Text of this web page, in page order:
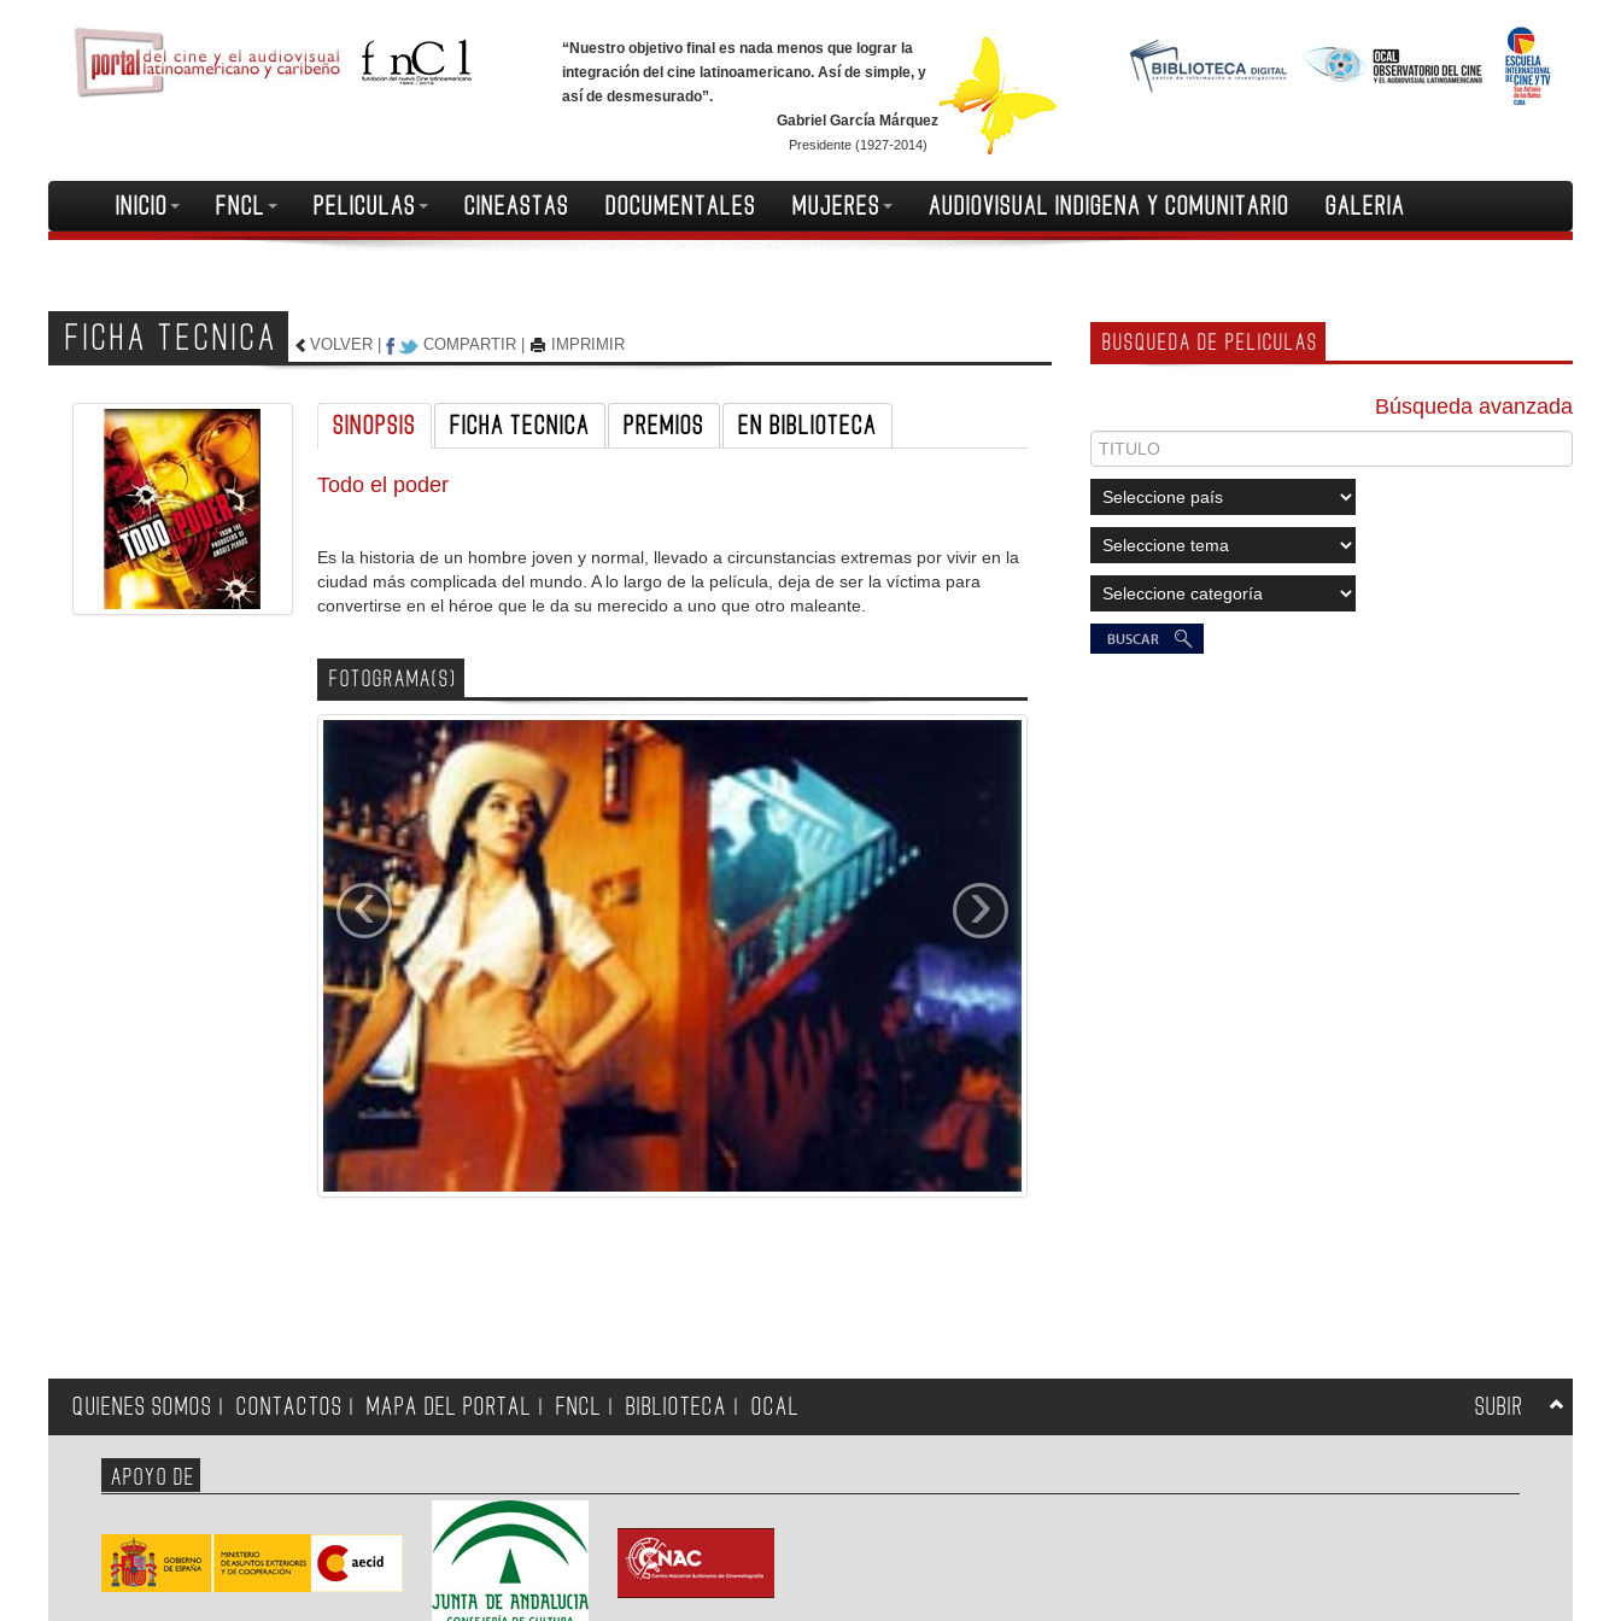
“Nuestro objetivo final es nada menos que lograr la
integración del cine latinoamericano. Así de simple, y
así de desmesurado”.
Gabriel García Márquez
Presidente (1927-2014)
INICIO FNCL PELICULAS CINEASTAS DOCUMENTALES MUJERES AUDIOVISUAL INDIGENA Y COMUNITARIO GALERIA
FICHA TECNICA VOLVER COMPARTIR IMPRIMIR
SINOPSIS FICHA TECNICA PREMIOS EN BIBLIOTECA
Todo el poder
Es la historia de un hombre joven y normal, llevado a circunstancias extremas por vivir en la
ciudad más complicada del mundo. A lo largo de la película, deja de ser la víctima para
convertirse en el héroe que le da su merecido a uno que otro maleante.
FOTOGRAMA(S)
‹ ›
BUSQUEDA DE PELICULAS
Búsqueda avanzada
QUIENES SOMOS CONTACTOS MAPA DEL PORTAL FNCL BIBLIOTECA OCAL SUBIR
APOYO DE